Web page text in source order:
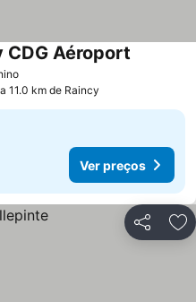
CDG Aéroport
11.0 km de Raincy
Ver preços
Partilhar